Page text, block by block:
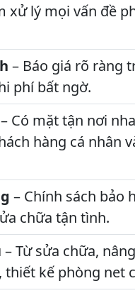
xử lý mọi vấn đề
– Báo giá rõ ràng
phí bất ngờ.
– Có mặt tận nơi
hàng cá nhân
– Chính sách bảo
chữa tận tình.
– Từ sửa chữa,
kế phòng net